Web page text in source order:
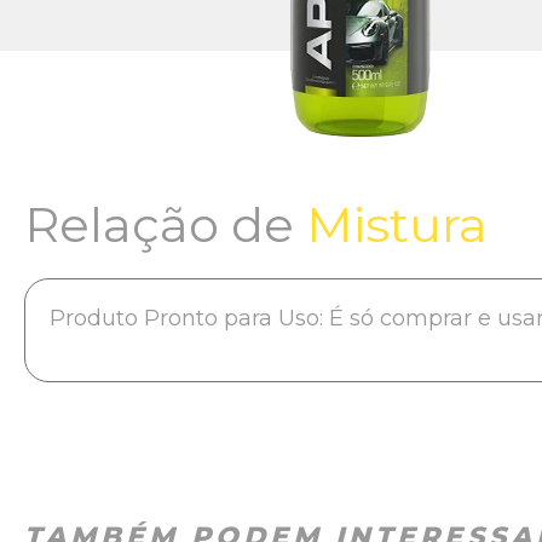
Relação de Mistura
Produto Pronto para Uso: É só comprar e